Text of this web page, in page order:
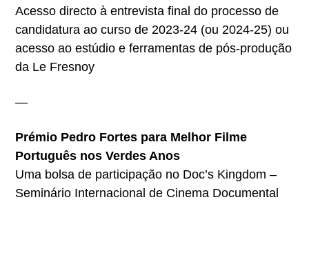
Acesso directo à entrevista final do processo de
candidatura ao curso de 2023-24 (ou 2024-25) ou
acesso ao estúdio e ferramentas de pós-produção
da Le Fresnoy
—
Prémio Pedro Fortes para Melhor Filme
Português nos Verdes Anos
Uma bolsa de participação no Doc’s Kingdom –
Seminário Internacional de Cinema Documental